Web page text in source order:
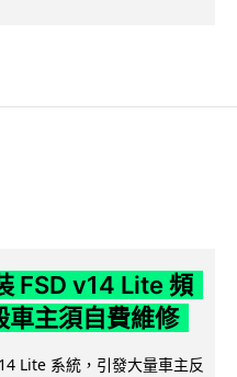
FSD v14 Lite 頻
車主須自費維修
Lite 系統，引發大量車主反